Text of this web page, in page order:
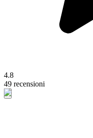
4.8
49 recensioni